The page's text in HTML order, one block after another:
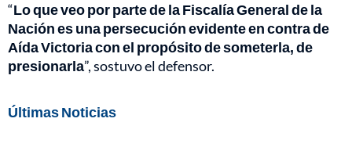
“Lo que veo por parte de la Fiscalía General de la
Nación es una persecución evidente en contra de
Aída Victoria con el propósito de someterla, de
presionarla”, sostuvo el defensor.
Últimas Noticias